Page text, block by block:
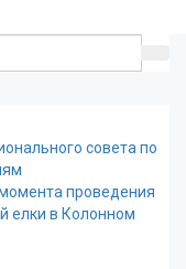
совета по
проведения
елки в Колонном